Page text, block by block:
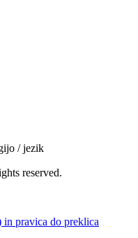
/ jezik
reserved.
in pravica do preklica